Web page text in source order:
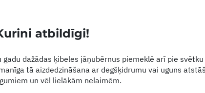
atbildīgi!
gadu dažādas ķibeles jāņubērnus piemeklē arī pie
tā aizdedzināšana ar degšķidrumu vai uguns
un vēl lielākām nelaimēm.